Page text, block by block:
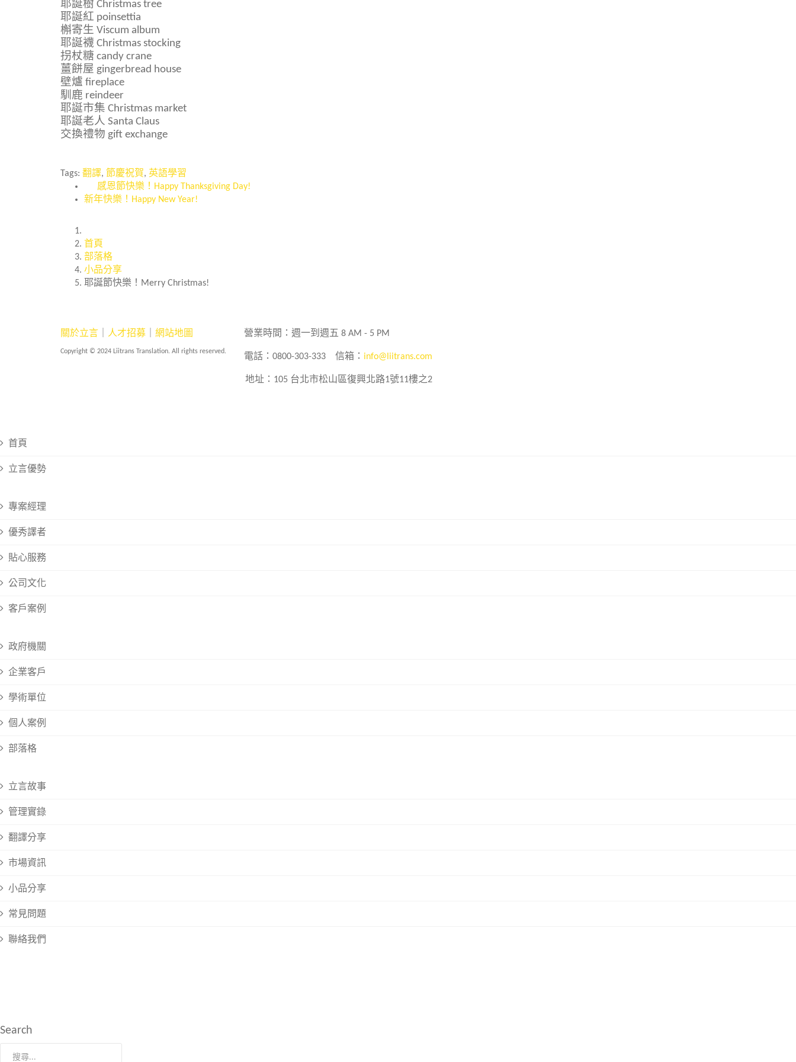
耶誕樹 Christmas tree
耶誕紅 poinsettia
槲寄生 Viscum album
耶誕襪 Christmas stocking
拐杖糖 candy crane
薑餅屋 gingerbread house
壁爐 fireplace
馴鹿 reindeer
耶誕市集 Christmas market
耶誕老人 Santa Claus
交換禮物 gift exchange
Tags: 翻譯, 節慶祝賀, 英語學習
感恩節快樂！Happy Thanksgiving Day!
新年快樂！Happy New Year!
首頁
部落格
小品分享
耶誕節快樂！Merry Christmas!
關於立言 人才招募 網站地圖
Copyright © 2024 Liitrans Translation. All rights reserved.
營業時間：週一到週五 8 AM - 5 PM
電話：0800-303-333 信箱： info@liitrans.com
地址：105 台北市松山區復興北路1號11樓之2
首頁
立言優勢
專案經理
優秀譯者
貼心服務
公司文化
客戶案例
政府機關
企業客戶
學術單位
個人案例
部落格
立言故事
管理實錄
翻譯分享
市場資訊
小品分享
常見問題
聯絡我們
Search